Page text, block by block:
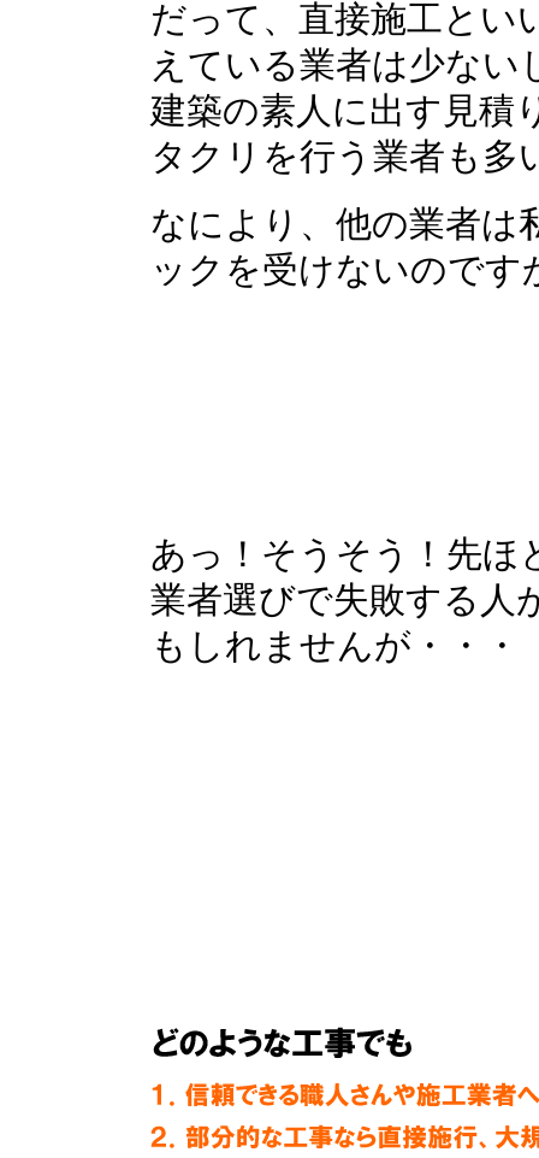
だって、直接施工とい
えている業者は少ない
建築の素人に出す見積
タクリを行う業者も多
なにより、他の業者は
ックを受けないので
あっ！そうそう！先ほ
業者選びで失敗する人
もしれませんが・・・